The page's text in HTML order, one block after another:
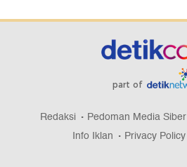
part of
Redaksi Pedoman Media Siber
Info Iklan
Privacy Policy